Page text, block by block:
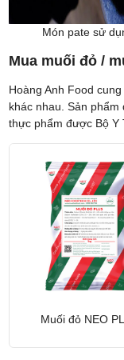
Món pate sử
Mua muối đỏ /
Hoàng Anh Food
khác nhau. Sản
thực phẩm được Bộ Y
Muối đỏ NEO